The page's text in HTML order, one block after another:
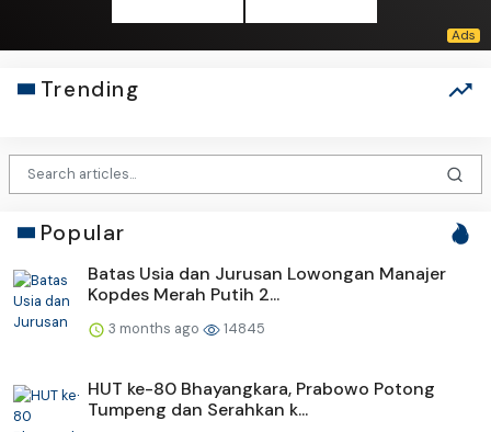
Trending
Popular
Batas Usia dan Jurusan Lowongan Manajer
Kopdes Merah Putih 2...
3 months ago 14845
HUT ke-80 Bhayangkara, Prabowo Potong
Tumpeng dan Serahkan k...